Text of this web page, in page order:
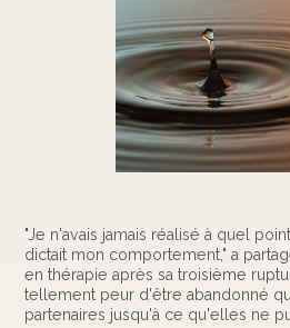
"Je n'avais jamais réalisé à quel
dictait mon comportement," a
en thérapie après sa troisième
tellement peur d'être abandonné
partenaires jusqu'à ce qu'elles ne